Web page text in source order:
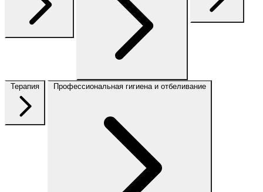
Терапия Профессиональная гигиена и отбеливание